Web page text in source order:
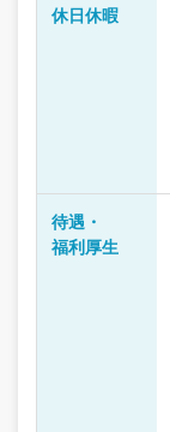
休日休暇
待遇・
福利厚生